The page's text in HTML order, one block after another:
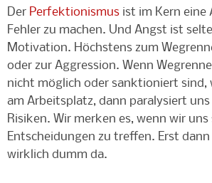
Der Perfektionismus ist im Kern eine
Fehler zu machen. Und Angst ist
Motivation. Höchstens zum
oder zur Aggression. Wenn
nicht möglich oder sanktioniert sind,
am Arbeitsplatz, dann paralysiert
Risiken. Wir merken es, wenn wir
Entscheidungen zu treffen. Erst
wirklich dumm da.